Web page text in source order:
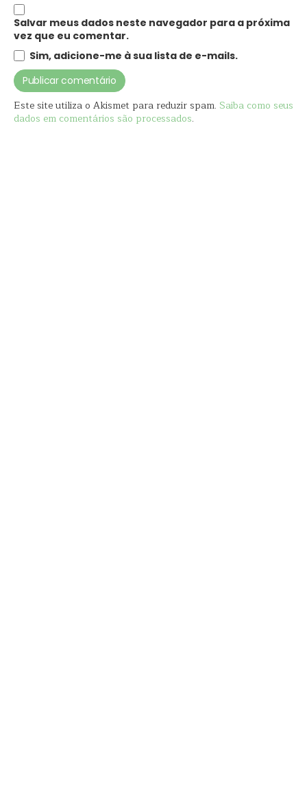
Salvar meus dados neste navegador para a próxima
vez que eu comentar.
Sim, adicione-me à sua lista de e-mails.
Este site utiliza o Akismet para reduzir spam. Saiba como seus
dados em comentários são processados.